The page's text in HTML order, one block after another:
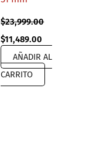
$23,999.00
Original
price
was:
$23,999.00.
$11,489.00
price
is:
$11,489.00.
AÑADIR AL
CARRITO